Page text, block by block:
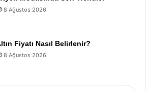
8 Ağustos 2026
Fiyatı Nasıl Belirlenir?
8 Ağustos 2026